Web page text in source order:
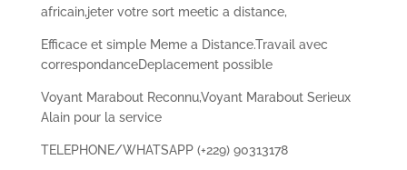
africain,jeter votre sort meetic a distance,
Efficace et simple Meme a Distance.Travail avec
correspondanceDeplacement possible
Voyant Marabout Reconnu,Voyant Marabout Serieux
Alain pour la service
TELEPHONE/WHATSAPP (+229) 90313178